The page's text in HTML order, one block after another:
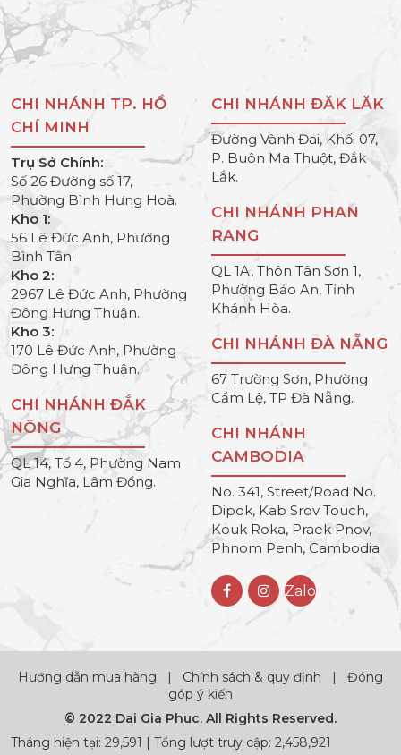
CHI NHÁNH TP. HỒ
CHÍ MINH
Trụ Sở Chính:
Số 26 Đường số 17,
Phường Bình Hưng Hoà.
Kho 1:
56 Lê Đức Anh, Phường
Bình Tân.
Kho 2:
2967 Lê Đức Anh, Phường
Đông Hưng Thuận.
Kho 3:
170 Lê Đức Anh, Phường
Đông Hưng Thuận.
CHI NHÁNH ĐẮK
NÔNG
QL 14, Tổ 4, Phường Nam
Gia Nghĩa, Lâm Đồng.
CHI NHÁNH ĐĂK LĂK
Đường Vành Đai, Khối 07,
P. Buôn Ma Thuột, Đắk
Lắk.
CHI NHÁNH PHAN
RANG
QL 1A, Thôn Tân Sơn 1,
Phường Bảo An, Tỉnh
Khánh Hòa.
CHI NHÁNH ĐÀ NẴNG
67 Trường Sơn, Phường
Cẩm Lệ, TP Đà Nẵng.
CHI NHÁNH
CAMBODIA
No. 341, Street/Road No.
Dipok, Kab Srov Touch,
Kouk Roka, Praek Pnov,
Phnom Penh, Cambodia
Zalo
Hướng dẫn mua hàng | Chính sách & quy định | Đóng
góp ý kiến
© 2022 Dai Gia Phuc. All Rights Reserved.
Tháng hiện tại: 29,591 | Tổng lượt truy cập: 2,458,921